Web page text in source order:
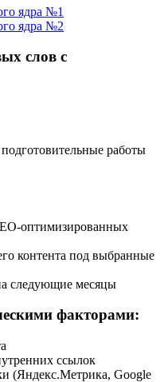
ядра №1
ядра №2
слов с
работы
оптимизированных
контента под выбранные
следующие месяцы
факторами:
ссылок
(Яндекс.Метрика, Google